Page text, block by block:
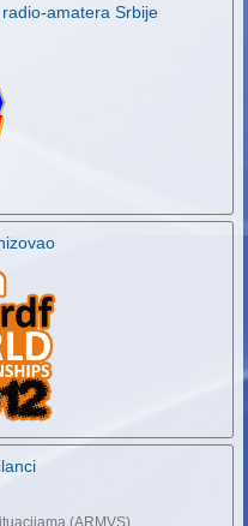
amatera Srbije
(ARMVS)